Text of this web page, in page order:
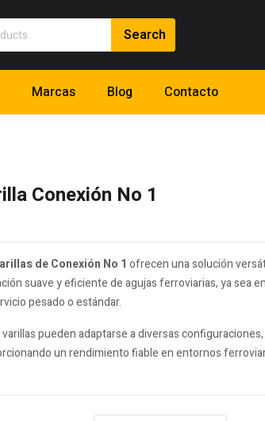
Marcas Blog Contacto
Conexión No 1
de Conexión No 1 ofrecen una solución
suave y eficiente de agujas ferroviarias, ya sea
pesado o estándar.
pueden adaptarse a diversas configuraciones,
un rendimiento fiable en entornos